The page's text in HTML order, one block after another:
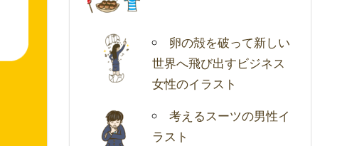
卵の殻を破って新しい
世界へ飛び出すビジネス
女性のイラスト
考えるスーツの男性イ
ラスト